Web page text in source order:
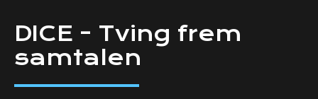
DICE - Tving frem
samtalen